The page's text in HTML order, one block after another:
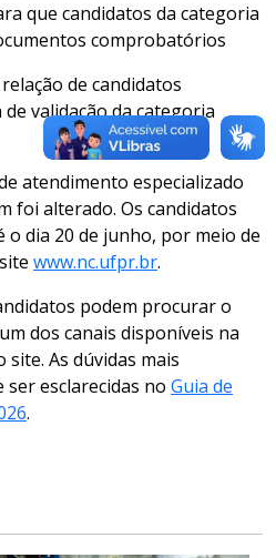
que candidatos da categoria
comprobatórios
de candidatos
validação da categoria
atendimento especializado
foi alterado. Os candidatos
dia 20 de junho, por meio de
www.nc.ufpr.br.
podem procurar o
dos canais disponíveis na
site. As dúvidas mais
esclarecidas no Guia de
.